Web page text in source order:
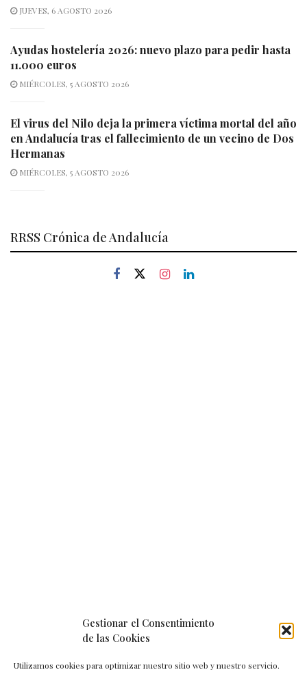
Gestionar el Consentimiento
de las Cookies
Utilizamos cookies para optimizar nuestro sitio web y nuestro servicio.
JUEVES, 6 AGOSTO 2026
Ayudas hostelería 2026: nuevo plazo para pedir hasta
11.000 euros
MIÉRCOLES, 5 AGOSTO 2026
El virus del Nilo deja la primera víctima mortal del año
en Andalucía tras el fallecimiento de un vecino de Dos
Hermanas
MIÉRCOLES, 5 AGOSTO 2026
RRSS Crónica de Andalucía